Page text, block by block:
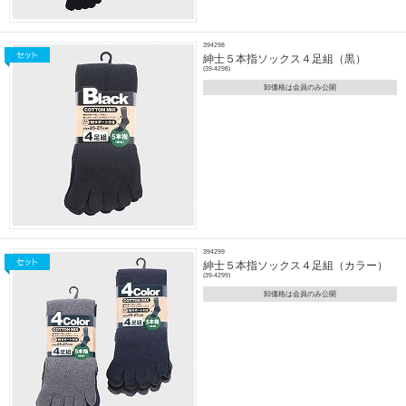
394298
紳士５本指ソックス４足組（黒）
(39-4298)
卸価格は会員のみ公開
394299
紳士５本指ソックス４足組（カラー）
(39-4299)
卸価格は会員のみ公開